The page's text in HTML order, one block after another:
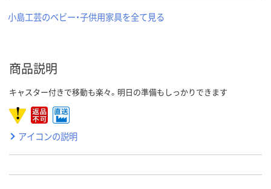
小島工芸のベビー・子供用家具を全て見る
商品説明
キャスター付きで移動も楽々。明日の準備もしっかりできます
アイコンの説明